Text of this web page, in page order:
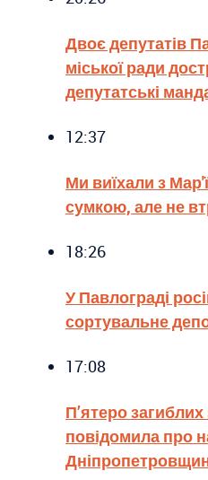
Двоє депутатів
міської ради
депутатські
12:37
Ми виїхали з
сумкою, але не
18:26
У Павлограді
сортувальне
17:08
П’ятеро
повідомила про